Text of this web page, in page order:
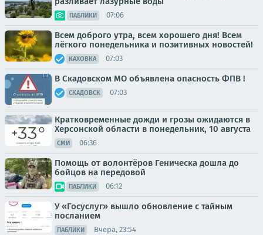
ПАБЛИКИ 07:06
Всем доброго утра, всем хорошего дня! Всем
лёгкого понедельника и позитивных новостей!
КАХОВКА 07:03
В Скадовском МО объявлена опасность ФПВ !
СКАДОВСК 07:03
Кратковременные дожди и грозы ожидаются в
Херсонской области в понедельник, 10 августа
СМИ 06:36
Помощь от волонтёров Геническа дошла до
бойцов на передовой
ПАБЛИКИ 06:12
У «Госуслуг» вышло обновление с тайным
посланием
ПАБЛИКИ Вчера, 23:54